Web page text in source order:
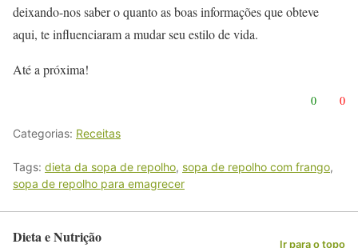
deixando-nos saber o quanto as boas informações que obteve
aqui, te influenciaram a mudar seu estilo de vida.
Até a próxima!
0 0
Categorias: Receitas
Tags: dieta da sopa de repolho, sopa de repolho com frango,
sopa de repolho para emagrecer
Dieta e Nutrição Ir para o topo